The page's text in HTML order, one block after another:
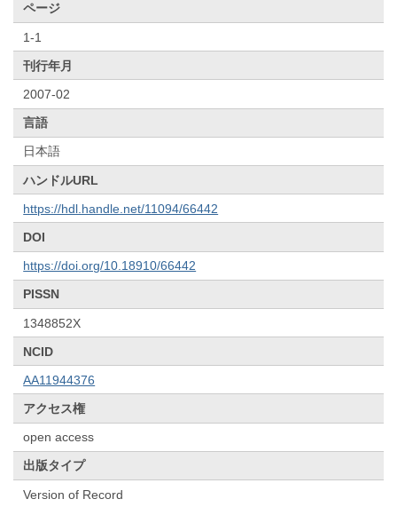
ページ
1-1
刊行年月
2007-02
言語
日本語
ハンドルURL
https://hdl.handle.net/11094/66442
DOI
https://doi.org/10.18910/66442
PISSN
1348852X
NCID
AA11944376
アクセス権
open access
出版タイプ
Version of Record